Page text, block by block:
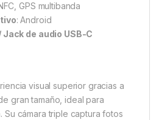
GPS multibanda
: Android
Jack de audio USB-C
visual superior gracias a
gran tamaño, ideal para
Su cámara triple captura fotos